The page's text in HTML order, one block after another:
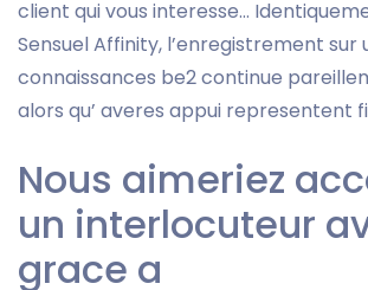
client qui vous interesse…
Sensuel Affinity, l’enregistrement sur
connaissances be2 continue
alors qu’ averes appui representent
Nous aimeriez
un interlocuteur
grace a